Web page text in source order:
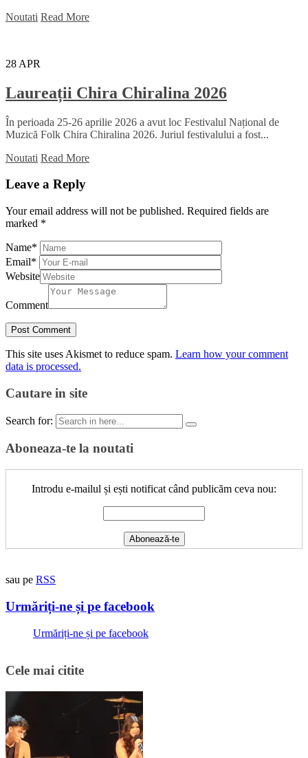
Noutati Read More
28 APR
Laureații Chira Chiralina 2026
În perioada 25-26 aprilie 2026 a avut loc Festivalul Național de
Muzică Folk Chira Chiralina 2026. Juriul festivalului a fost...
Noutati Read More
Leave a Reply
Your email address will not be published. Required fields are
marked *
Name*
Email*
Website
Comment
This site uses Akismet to reduce spam. Learn how your comment
data is processed.
Cautare in site
Search for:
Aboneaza-te la noutati
Introdu e-mailul și ești notificat când publicăm ceva nou:
sau pe RSS
Urmăriți-ne și pe facebook
Urmăriți-ne și pe facebook
Cele mai citite